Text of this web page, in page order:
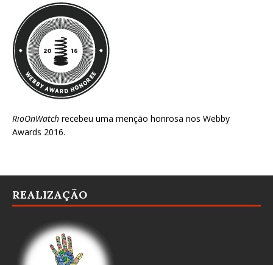
RioOnWatch recebeu uma menção honrosa nos Webby
Awards 2016.
REALIZAÇÃO